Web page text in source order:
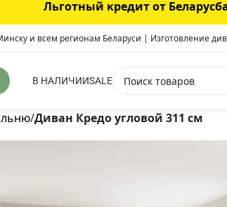
Льготный кредит от
и всем регионам Беларуси | Изготовление
В НАЛИЧИИSALE
/Диван Кредо угловой 311 см